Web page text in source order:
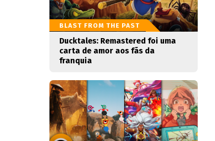
BLAST FROM THE PAST
Ducktales: Remastered foi uma
carta de amor aos fãs da
franquia